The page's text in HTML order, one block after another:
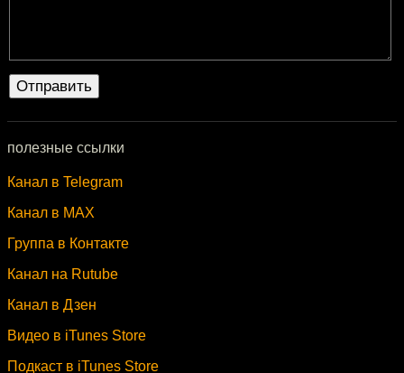
полезные ссылки
Канал в Telegram
Канал в MAX
Группа в Контакте
Канал на Rutube
Канал в Дзен
Видео в iTunes Store
Подкаст в iTunes Store